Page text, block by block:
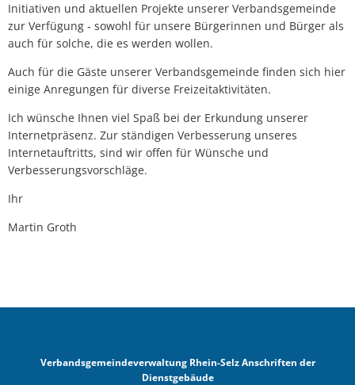
Initiativen und aktuellen Projekte unserer Verbandsgemeinde
zur Verfügung - sowohl für unsere Bürgerinnen und Bürger als
auch für solche, die es werden wollen.
Auch für die Gäste unserer Verbandsgemeinde finden sich hier
einige Anregungen für diverse Freizeitaktivitäten.
Ich wünsche Ihnen viel Spaß bei der Erkundung unserer
Internetpräsenz. Zur ständigen Verbesserung unseres
Internetauftritts, sind wir offen für Wünsche und
Verbesserungsvorschläge.
Ihr
Martin Groth
Verbandsgemeindeverwaltung Rhein-Selz Anschriften der
Dienstgebäude